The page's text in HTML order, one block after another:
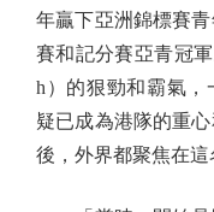
年贏下亞洲錦標賽
賽和記分賽亞青冠
h）的狠勁和霸氣，
疑已成為港隊的重
後，外界都聚焦在這